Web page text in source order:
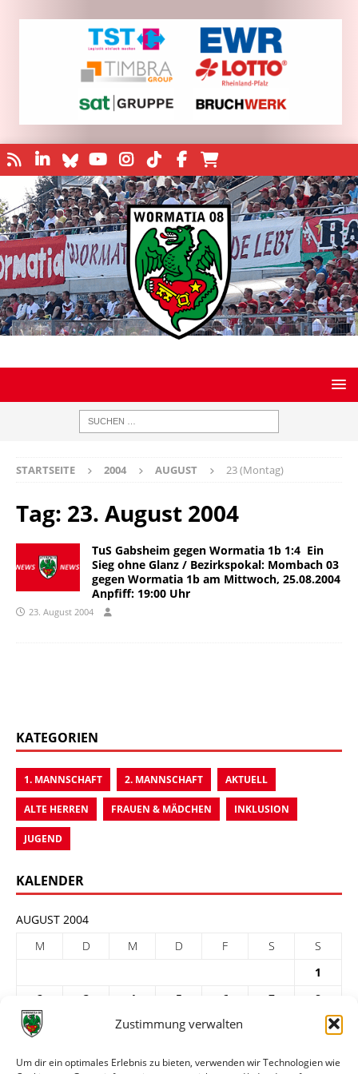
Zustimmung verwalten
Um dir ein optimales Erlebnis zu bieten, verwenden wir Technologien wie
STARTSEITE 2004 AUGUST 23 (Montag)
Tag: 23. August 2004
TuS Gabsheim gegen Wormatia 1b 1:4  Ein
Sieg ohne Glanz / Bezirkspokal: Mombach 03
gegen Wormatia 1b am Mittwoch, 25.08.2004
Anpfiff: 19:00 Uhr
23. August 2004
KATEGORIEN
1. MANNSCHAFT 2. MANNSCHAFT AKTUELL
ALTE HERREN FRAUEN & MÄDCHEN INKLUSION
JUGEND
KALENDER
AUGUST 2004
M
D M D F S
S
1
2
3 4 5 6 7
8
9
11 12 13